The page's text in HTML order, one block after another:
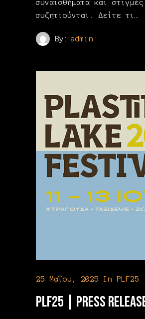
συναισθήματα και
συζητιούνται. Δείτε τι…
By: admin
25 Μαΐου, 2025 In PLF25
PLF25 | Press